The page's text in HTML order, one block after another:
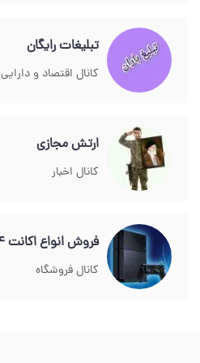
تبلیغات رایگان
کانال اقتصاد و دارایی
ارتش مجازی
کانال اخبار
فروش انواع اکانت PS4
کانال فروشگاه